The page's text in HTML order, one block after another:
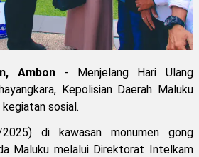
Ambon- Menjelang Hari Ulang
Kepolisian Daerah Maluku
sosial.
di kawasan monumen gong
Maluku melalui Direktorat Intelkam